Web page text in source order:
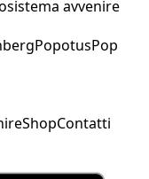
avvenire
PopotusPop
ShopContatti